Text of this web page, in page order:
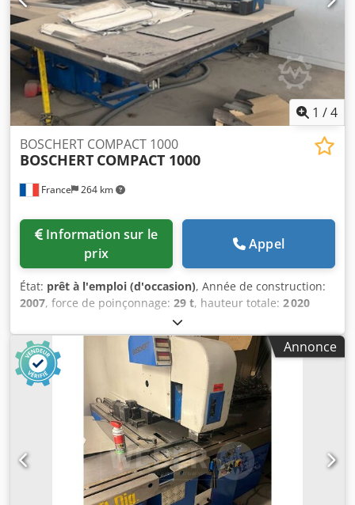
de l’axe X : max. 60 m/min Dsdpfx Amezl Sraereck Vitesse
de positionnement de l’axe Y : max. 60 m/min Vitesse de
positionnement simultanée des axes X et Y : max.
85 m/min Nombre de cycles avec système hydraulique
standard : max. 250 cycles/min Nombre de cycles avec
système hydraulique rapide : max. 800 cycles/min
Remarque : la machine est déjà démontée.
1 /4
France 264 km
BOSCHERT COMPACT 1000
BOSCHERT COMPACT 1000
prix
Appel
État: prêt à l'emploi (d'occasion), Année de construction:
2007, force de poinçonnage: 29 t, hauteur totale: 2 020
3 210 mm, épaisseur de tôle (max.):
mm, poids total:9 300 kg, longueur du produit (max.):
4 900 mm
, Poinçonneuse à commande numérique
fabriquée en 2007. Cette BOSCHERT Compact 1000 offre
une plage de travail de 1 000 × 2 000 mm et une force de
poinçonnage maximale de 280 kN. Elle est capable de
traiter des pièces pesant jusqu’à 150 kg et peut réaliser
des perçages d’un diamètre de 105 mm. Si vous
recherchez des capacités de poinçonnage de tôles de
haute qualité, pensez à la machine BOSCHERT Compact
1000 que nous proposons à la vente. Contactez-nous pour
plus de détails. • État : Très bon état technique • État de la
Annonce